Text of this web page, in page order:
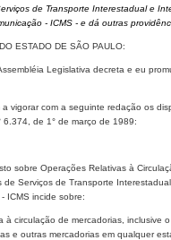
de Transporte Interestadual e
- ICMS - e dá outras
ESTADO DE SÃO PAULO:
Legislativa decreta e eu
a vigorar com a seguinte redação os
6.374, de 1° de março de 1989:
sobre Operações Relativas à
de Serviços de Transporte
ICMS incide sobre:
à circulação de mercadorias, inclusive
e outras mercadorias em qualquer